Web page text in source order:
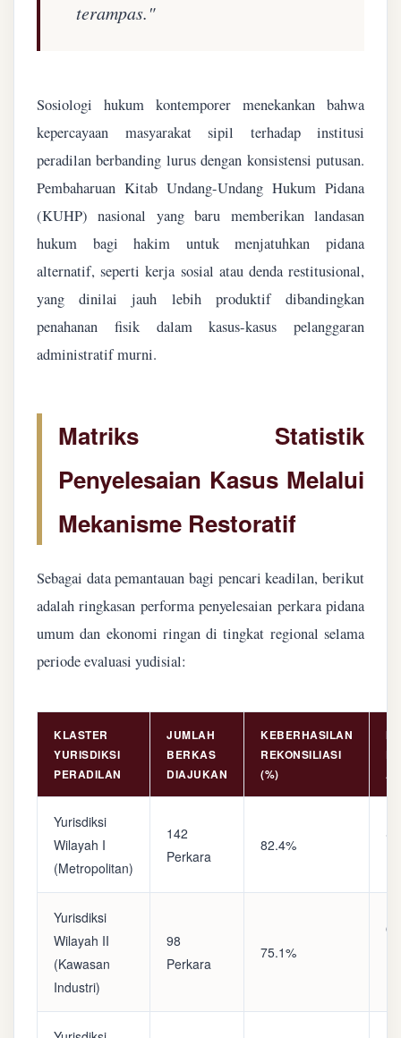
terampas."
Sosiologi hukum kontemporer menekankan bahwa
kepercayaan masyarakat sipil terhadap institusi
peradilan berbanding lurus dengan konsistensi putusan.
Pembaharuan Kitab Undang-Undang Hukum Pidana
(KUHP) nasional yang baru memberikan landasan
hukum bagi hakim untuk menjatuhkan pidana
alternatif, seperti kerja sosial atau denda restitusional,
yang dinilai jauh lebih produktif dibandingkan
penahanan fisik dalam kasus-kasus pelanggaran
administratif murni.
Matriks Statistik
Penyelesaian Kasus Melalui
Mekanisme Restoratif
Sebagai data pemantauan bagi pencari keadilan, berikut
adalah ringkasan performa penyelesaian perkara pidana
umum dan ekonomi ringan di tingkat regional selama
periode evaluasi yudisial:
KLASTER
YURISDIKSI
PERADILAN
JUMLAH
BERKAS
DIAJUKAN
KEBERHASILAN
REKONSILIASI
(%)
Yurisdiksi
Wilayah I
(Metropolitan)
142
Perkara
82.4%
Yurisdiksi
Wilayah II
(Kawasan
Industri)
98
Perkara
75.1%